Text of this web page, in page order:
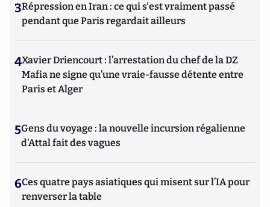
3Répression en Iran : ce qui s'est vraiment passé
pendant que Paris regardait ailleurs
4Xavier Driencourt : l’arrestation du chef de la DZ
Mafia ne signe qu’une vraie-fausse détente entre
Paris et Alger
5Gens du voyage : la nouvelle incursion régalienne
d'Attal fait des vagues
6Ces quatre pays asiatiques qui misent sur l’IA pour
renverser la table